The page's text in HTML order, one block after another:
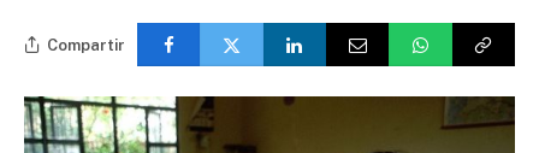
Compartir